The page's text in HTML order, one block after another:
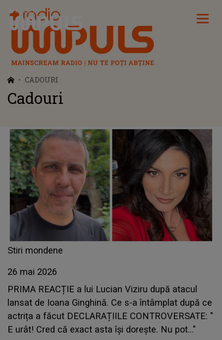
Radio Impuls
CADOURI
Cadouri
Stiri mondene
26 mai 2026
PRIMA REACȚIE a lui Lucian Viziru după atacul
lansat de Ioana Ginghină. Ce s-a întâmplat după ce
actrița a făcut DECLARAȚIILE CONTROVERSATE: "
E urât! Cred că exact asta își dorește. Nu pot..."